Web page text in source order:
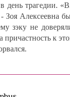
день трагедии.
Зоя Алексеевна
зэку не
причастность к